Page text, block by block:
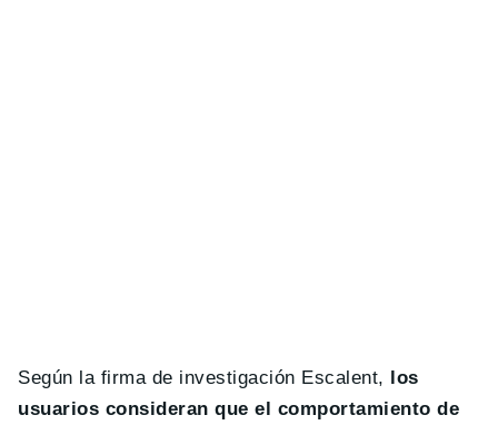
Según la firma de investigación Escalent, los
usuarios consideran que el comportamiento de